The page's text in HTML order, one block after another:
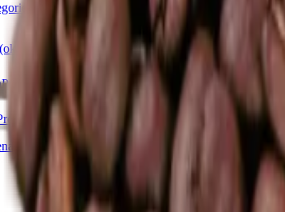
e-mailem)
Pro manžela Pro kamaráda
sestru Pro manželku Pro přítelkyni Pro kamarádku
Pro nejmenší